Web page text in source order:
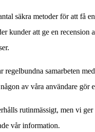
säkra metoder för att få
kunder att ge en
regelbundna samarbeten
av våra användare gör
rutinmässigt, men vi
vår information.